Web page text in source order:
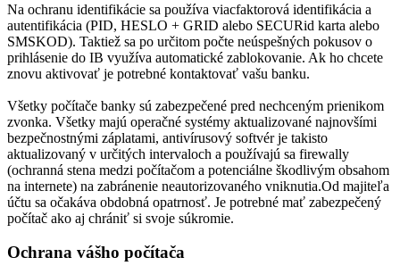
Na ochranu identifikácie sa používa viacfaktorová identifikácia a
autentifikácia (PID, HESLO + GRID alebo SECURid karta alebo
SMSKOD). Taktiež sa po určitom počte neúspešných pokusov o
prihlásenie do IB využíva automatické zablokovanie. Ak ho chcete
znovu aktivovať je potrebné kontaktovať vašu banku.
Všetky počítače banky sú zabezpečené pred nechceným prienikom
zvonka. Všetky majú operačné systémy aktualizované najnovšími
bezpečnostnými záplatami, antivírusový softvér je takisto
aktualizovaný v určitých intervaloch a používajú sa firewally
(ochranná stena medzi počítačom a potenciálne škodlivým obsahom
na internete) na zabránenie neautorizovaného vniknutia.Od majiteľa
účtu sa očakáva obdobná opatrnosť. Je potrebné mať zabezpečený
počítač ako aj chrániť si svoje súkromie.
Ochrana vášho počítača